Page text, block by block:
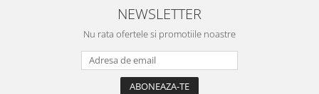
NEWSLETTER
Nu rata ofertele si promotiile noastre